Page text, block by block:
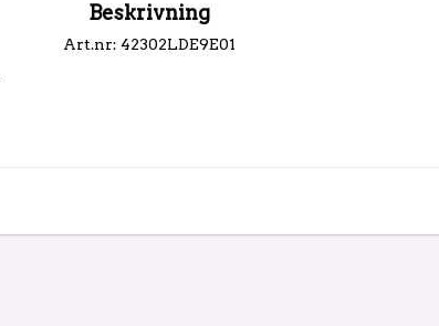
Beskrivning
Art.nr: 42302LDE9E01